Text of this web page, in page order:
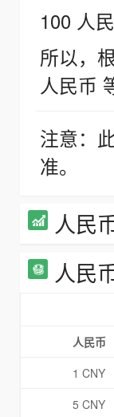
100 人
所以，
人民币
注意：
准。
人民
人民
人民币
1 CNY
5 CNY